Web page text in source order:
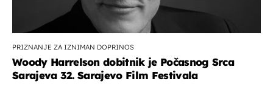
PRIZNANJE ZA IZNIMAN DOPRINOS
Woody Harrelson dobitnik je Počasnog Srca
Sarajeva 32. Sarajevo Film Festivala